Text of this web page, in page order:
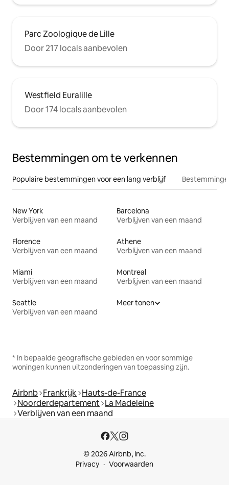
Parc Zoologique de Lille
Door 217 locals aanbevolen
Westfield Euralille
Door 174 locals aanbevolen
Bestemmingen om te verkennen
Populaire bestemmingen voor een lang verblijf
New York
Verblijven van een maand
Barcelona
Verblijven van een maand
Florence
Verblijven van een maand
Athene
Verblijven van een maand
Miami
Verblijven van een maand
Montreal
Verblijven van een maand
Seattle
Verblijven van een maand
Meer tonen
* In bepaalde geografische gebieden en voor sommige
woningen kunnen uitzonderingen van toepassing zijn.
Airbnb Frankrijk Hauts-de-France
Noorderdepartement La Madeleine
Verblijven van een maand
© 2026 Airbnb, Inc.
Privacy
Voorwaarden